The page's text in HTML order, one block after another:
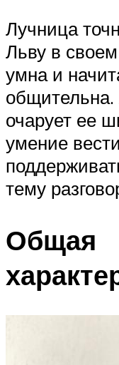
Лучница
Льву в
умна и
общительна.
очарует ее
умение
тему
Общая